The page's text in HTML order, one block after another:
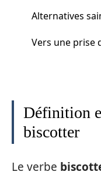
Alternatives
Vers une prise
Définition
biscotter
Le verbe